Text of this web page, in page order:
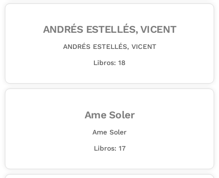
ANDRÉS ESTELLÉS, VICENT
ANDRÉS ESTELLÉS, VICENT
Libros: 18
Ame Soler
Ame Soler
Libros: 17